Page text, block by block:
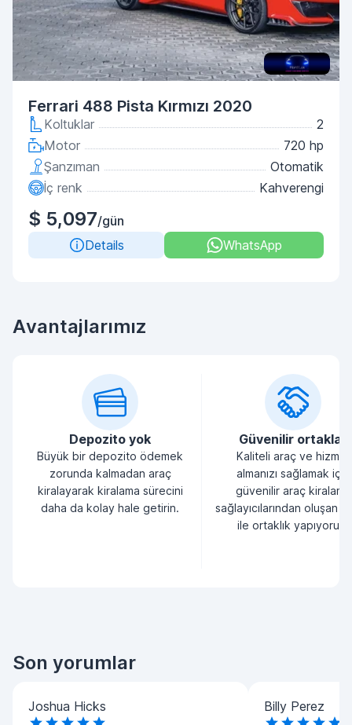
Ferrari 488 Pista Kırmızı 2020
Koltuklar
2
Motor
720 hp
Şanzıman
Otomatik
İç renk
Kahverengi
$ 5,097/gün
Details
WhatsApp
Avantajlarımız
Depozito yok
Büyük bir depozito ödemek
zorunda kalmadan araç
kiralayarak kiralama sürecini
daha da kolay hale getirin.
Güvenilir ortaklar
Kaliteli araç ve hizmet
almanızı sağlamak için
güvenilir araç kiralama
sağlayıcılarından oluşan
ile ortaklık yapıyoruz.
Son yorumlar
Joshua Hicks Billy Perez